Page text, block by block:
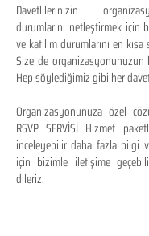
Davetlilerinizin
durumlarını netleştirmek için
ve katılım durumlarını en
Size de organizasyonunuzun
Hep söylediğimiz gibi her
Organizasyonunuza özel
RSVP SERVİSİ Hizmet
inceleyebilir daha fazla bilgi
için bizimle iletişime
dileriz.